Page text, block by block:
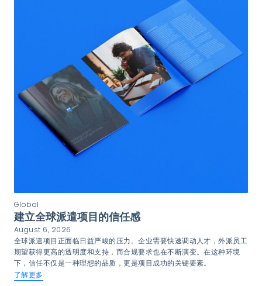
Global
建立全球派遣项目的信任感
August 6, 2026
全球派遣项目正面临日益严峻的压力。企业需要快速调动人才，外派员工
期望获得更高的透明度和支持，而合规要求也在不断演变。在这种环境
下，信任不仅是一种理想的品质，更是项目成功的关键要素。
了解更多